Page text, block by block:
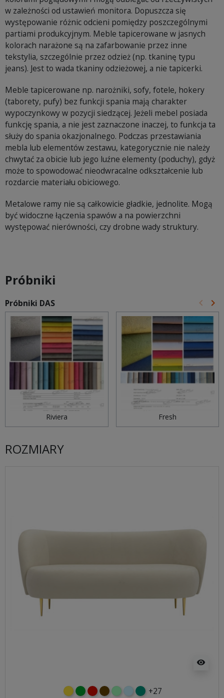
w zależności od ustawień monitora. Dopuszcza się
występowanie różnic odcieni pomiędzy poszczególnymi
partiami produkcyjnym. Meble tapicerowane w jasnych
kolorach narażone są na zafarbowanie przez inne
tekstylia, szczególnie przez odzież (np. tkaninę typu
jeans). Jest to wada tkaniny odzieżowej, a nie tapicerki.
Meble tapicerowane np. narożniki, sofy, fotele, hokery
(taborety, pufy) bez funkcji spania mają charakter
wypoczynkowy w pozycji siedzącej. Jeżeli mebel posiada
funkcję spania, a nie jest zaznaczone inaczej, to funkcja ta
służy do spania okazjonalnego. Podczas przestawiania
mebla lub elementów zestawu, kategorycznie nie należy
chwytać za obicie lub jego luźne elementy (poduchy), gdyż
może to spowodować nieodwracalne odkształcenie lub
rozdarcie materiału obiciowego.
Metalowe ramy nie są całkowicie gładkie, jednolite. Mogą
być widoczne łączenia spawów a na powierzchni
występować nierówności, czy drobne wady struktury.
Próbniki
Próbniki DAS keyboard_arrow_left keyboard_arrow_right
Riviera Fresh
ROZMIARY
visibility
żółtyzielonyczerwony
czekoladowy
miętowybłękitny
turkusowy
+27